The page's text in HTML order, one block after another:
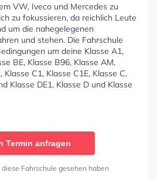
VW, Iveco und Mercedes zu
zu fokussieren, da reichlich Leute
um die nahegelegenen
und stehen. Die Fahrschule
um deine Klasse A1,
BE, Klasse B96, Klasse AM,
Klasse C1, Klasse C1E, Klasse C,
Klasse DE1, Klasse D und Klasse
Termin anfragen
Fahrschule gesehen haben